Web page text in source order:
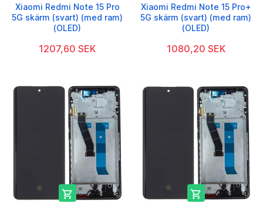
Xiaomi Redmi Note 15 Pro
5G skärm (svart) (med ram)
(OLED)
1207,60 SEK
Xiaomi Redmi Note 15 Pro+
5G skärm (svart) (med ram)
(OLED)
1080,20 SEK
 